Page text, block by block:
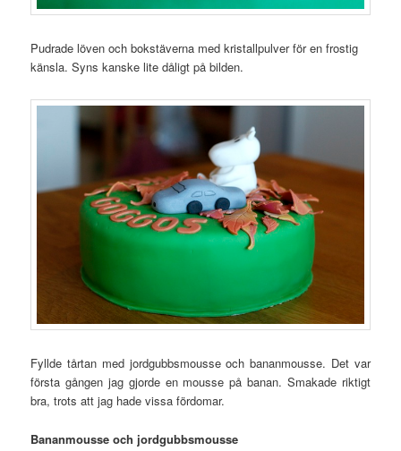
Pudrade löven och bokstäverna med kristallpulver för en frostig
känsla. Syns kanske lite dåligt på bilden.
Fyllde tårtan med jordgubbsmousse och bananmousse. Det var
första gången jag gjorde en mousse på banan. Smakade riktigt
bra, trots att jag hade vissa fördomar.
Bananmousse och jordgubbsmousse